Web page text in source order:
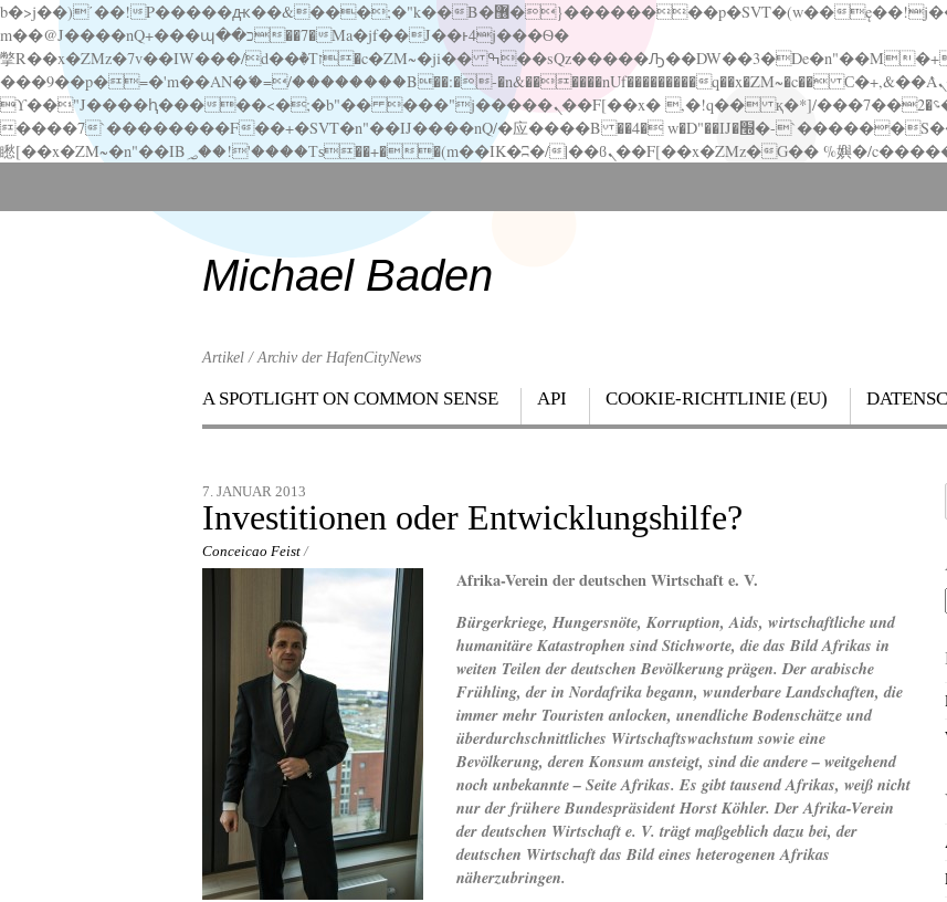
b�>j��)΄��!P�����ԫ��&���;�"k��B�޶�}��������p�SVT�(w��ę��!j������ ��x�;�-
m��@J����nQ+���պ��כ��7�Ma�jf��J��ͱ4j���Ѳ�
撆R��x�ZMz�7v��IW���/d��ٞ�Тז�c�ZM~�ji�� ߒ��sQz�����Ԡ��DW��3�De�n"��M�+/��������B��:�-�u��IJ���7j�委
���9��p�=�'m��AN�ޭ�=/��������B��:�-�n&������nUf���������q��x�ZM~�c�� Ϲ�+,&��Ὰܢ��F[��(�1�*"��
ϒ��"J����ԧ�����<�;�b"�� ���"j�����ܢ��F[��x� ,�!q�� қ�*]/���؝�2��7�SMc�s"���ޭ�DQ/�应�ܢ��F_��!� :�s"��
����7`��������F��+�SVT�n"��IJ����nQ/�应����B ��4� w�D"��IJ�׭�-`������S��9�Dr�ji��EJ߅��gJ�应��
down
Michael Baden
Artikel / Archiv der HafenCityNews
Menu
A SPOTLIGHT ON COMMON SENSE API COOKIE-RICHTLINIE (EU)
Scroll
content
7. JANUAR 2013
Investitionen oder Entwicklungshilfe?
Conceicao Feist /
Afrika-Verein der deutschen Wirtschaft e. V.
Bürgerkriege, Hungersnöte, Korruption, Aids, wirtschaftliche und
humanitäre Katastrophen sind Stichworte, die das Bild Afrikas in
weiten Teilen der deutschen Bevölkerung prägen. Der arabische
Frühling, der in Nordafrika begann, wunderbare Landschaften, die
immer mehr Touristen anlocken, unendliche Bodenschätze und
überdurchschnittliches Wirtschaftswachstum sowie eine
Bevölkerung, deren Konsum ansteigt, sind die andere – weitgehend
noch unbekannte – Seite Afrikas. Es gibt tausend Afrikas, weiß nicht
nur der frühere Bundespräsident Horst Köhler. Der Afrika-Verein
der deutschen Wirtschaft e. V. trägt maßgeblich dazu bei, der
deutschen Wirtschaft das Bild eines heterogenen Afrikas
näherzubringen.